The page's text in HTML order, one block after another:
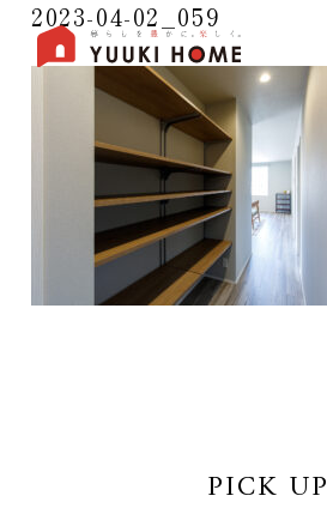
2023-04-02_059
PICK UP